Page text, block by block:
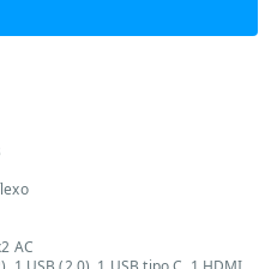
AC